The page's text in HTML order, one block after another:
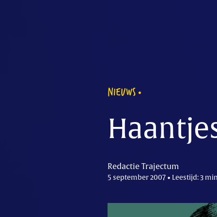
NIEUWS
Redactie Trajectum
5 september 2007 • Leestijd: 3